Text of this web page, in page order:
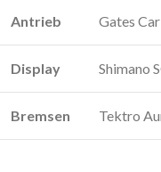
Antrieb Gates
Display Shimano
Bremsen Tektro